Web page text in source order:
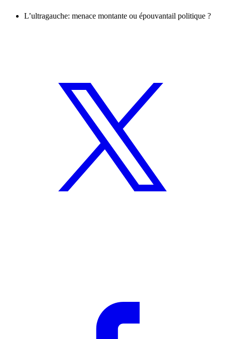
L’ultragauche: menace montante ou épouvantail politique ?